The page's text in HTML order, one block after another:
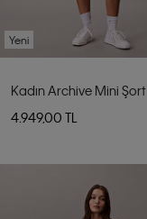
Yeni
Kadın Archive Mini Şort
4.949,00 TL